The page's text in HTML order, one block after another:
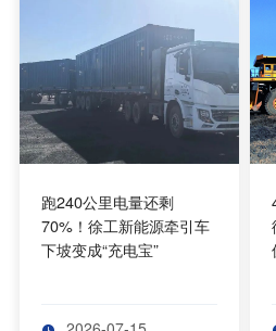
跑240公里电量还剩
70%！徐工新能源牵引车
下坡变成“充电宝”